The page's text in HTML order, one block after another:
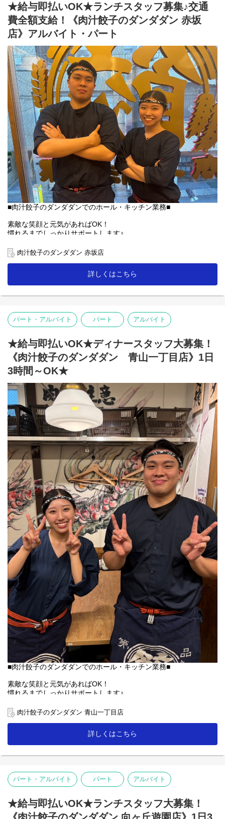
「肉汁餃子のダンダダン」では、
バイトも社員も全員が下の名前で呼び合います!
フランクで楽しい環境が1番の魅力です♪
★給与即払いOK★ランチスタッフ募集♪交通
費全額支給！《肉汁餃子のダンダダン 赤坂
店》アルバイト・パート
■肉汁餃子のダンダダンでのホール・キッチン業務■
素敵な笑顔と元気があればOK！
慣れるまでしっかりサポートします♪
【ホール】
「何もつけないで食べられるようになっていますので、
「肉汁焼餃子」を提供する時は、こんな説明を！
お客様との距離、めっちゃ近いので接客を楽しんで下さいね♪
【キッチン】
未経験者の方にも無理なくスタートできる簡単な調理がメイン！
人気の「肉汁焼餃子」も上手に焼ける様に！
【ランチ】
開店準備(清掃やテーブルセッティング・仕込み等)や
ランチタイムの接客・簡単な調理。
★主婦(夫)、ミドル・シニアも活躍中！
「肉汁餃子のダンダダン」では、
バイトも社員も全員が下の名前で呼び合います!
フランクで楽しい環境が1番の魅力です♪
肉汁餃子のダンダダン 赤坂店
詳しくはこちら
パート・アルバイト パート アルバイト
★給与即払いOK★ディナースタッフ大募集！
《肉汁餃子のダンダダン 青山一丁目店》1日
3時間～OK★
■肉汁餃子のダンダダンでのホール・キッチン業務■
素敵な笑顔と元気があればOK！
慣れるまでしっかりサポートします♪
【ホール】
「何もつけないで食べられるようになっていますので、
まずはそのままお召し上がり下さい」
「肉汁焼餃子」を提供する時は、こんな説明を！
お客様との距離、めっちゃ近いので接客を楽しんで下さいね♪
未経験者の方にも無理なくスタートできる簡単な調理がメイン！
人気の「肉汁焼餃子」も上手に焼ける様に！
「肉汁餃子のダンダダン」では、
スタッフみんなが下の名前で呼び合います!
肉汁餃子のダンダダン 青山一丁目店
詳しくはこちら
パート・アルバイト パート アルバイト
★給与即払いOK★ランチスタッフ大募集！